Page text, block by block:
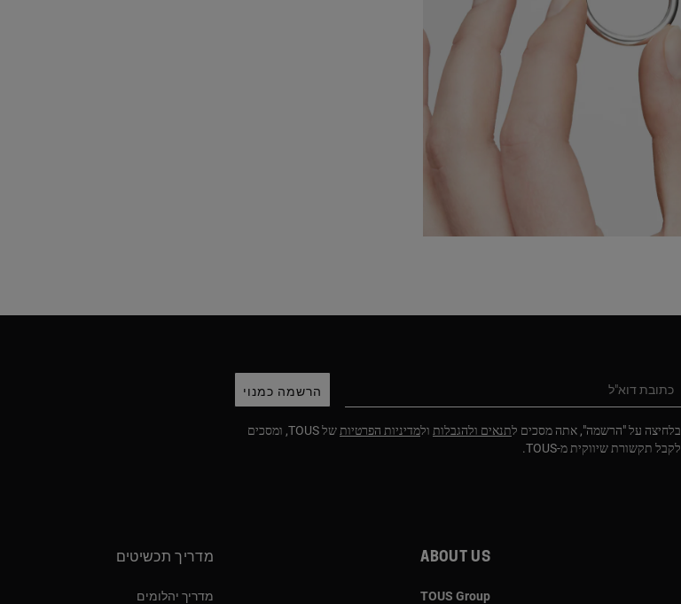
כתובת דוא"ל הרשמה כמנוי
בלחיצה על "הרשמה", אתה מסכים לתנאים ולהגבלות ולמדיניות הפרטיות
של TOUS, ומסכים
לקבל תקשורת שיווקית מ-TOUS.
About us
TOUS Group
מדריך תכשיטים
מדריך יהלומים